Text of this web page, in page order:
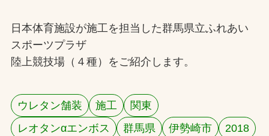
会社概要
採用情報
お問合せ
日本体育施設が施工を担当した群馬県立ふれあい
スポーツプラザ
陸上競技場（４種）をご紹介します。
ウレタン舗装 施工
関東
レオタンαエンボス
群馬県 伊勢崎市 2018